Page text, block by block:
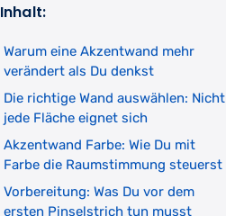
Inhalt:
Warum eine Akzentwand mehr
verändert als Du denkst
Die richtige Wand auswählen: Nicht
jede Fläche eignet sich
Akzentwand Farbe: Wie Du mit
Farbe die Raumstimmung steuerst
Vorbereitung: Was Du vor dem
ersten Pinselstrich tun musst